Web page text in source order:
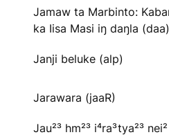
Jamaw ta Marbinto:
ka Iisa Masi iŋ daŋla (daa)
Janji beluke (alp)
Jarawara (jaaR)
Jau²³ hm²³ i⁴ra³tya²³